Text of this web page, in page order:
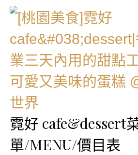
霓好 cafe&dessert
單/MENU/價目表